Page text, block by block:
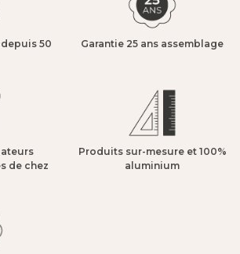
50
Garantie 25 ans assemblage​
de chez
Produits sur-mesure et 100%
aluminium​